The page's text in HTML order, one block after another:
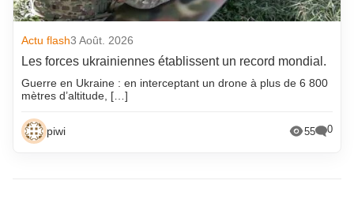
Actu flash3 Août. 2026
Les forces ukrainiennes établissent un record mondial.
Guerre en Ukraine : en interceptant un drone à plus de 6 800
mètres d’altitude, […]
piwi 55 0